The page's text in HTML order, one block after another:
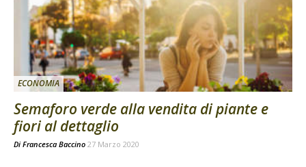
ECONOMIA
Semaforo verde alla vendita di piante e
fiori al dettaglio
Di Francesca Baccino 27 Marzo 2020